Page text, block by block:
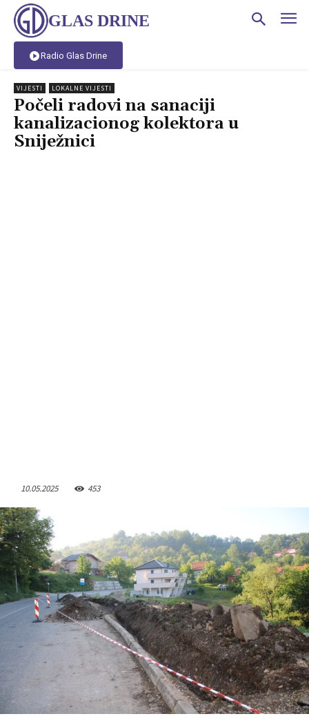
GLAS DRINE
Radio Glas Drine
VIJESTI LOKALNE VIJESTI
Počeli radovi na sanaciji
kanalizacionog kolektora u
Sniježnici
10.05.2025 453